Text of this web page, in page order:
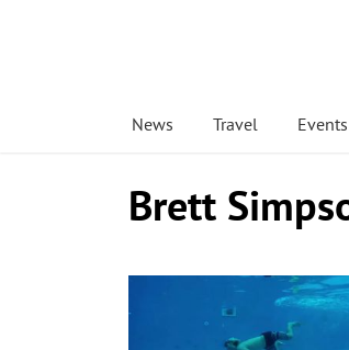
News Travel Events
Brett